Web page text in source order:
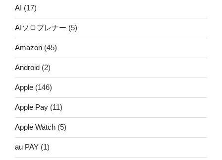
AI (17)
AIソロプレナー (5)
Amazon (45)
Android (2)
Apple (146)
Apple Pay (11)
Apple Watch (5)
au PAY (1)